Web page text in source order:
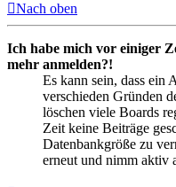
Nach oben
Ich habe mich vor einiger
mehr anmelden?!
Es kann sein, dass ein
verschieden Gründen
löschen viele Boards
Zeit keine Beiträge
Datenbankgröße zu
erneut und nimm aktiv